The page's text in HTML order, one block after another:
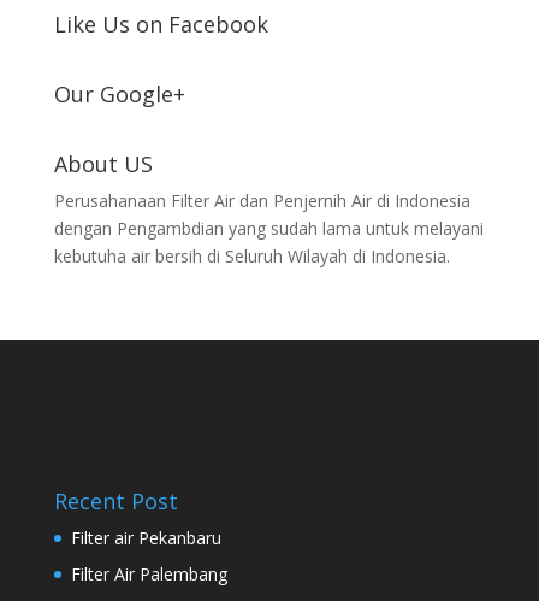
Like Us on Facebook
Our Google+
About US
Perusahanaan Filter Air dan Penjernih Air di Indonesia
dengan Pengambdian yang sudah lama untuk melayani
kebutuha air bersih di Seluruh Wilayah di Indonesia.
Recent Post
Filter air Pekanbaru
Filter Air Palembang